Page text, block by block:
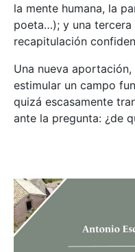
la mente humana, la
poeta…); y una tercera
recapitulación
Una nueva
estimular un campo
quizá escasamente
ante la pregunta: ¿de